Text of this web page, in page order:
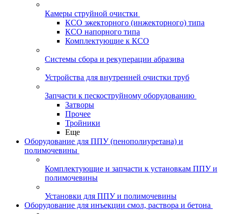
Камеры струйной очистки
КСО эжекторного (инжекторного) типа
КСО напорного типа
Комплектующие к КСО
Системы сбора и рекуперации абразива
Устройства для внутренней очистки труб
Запчасти к пескоструйному оборудованию
Затворы
Прочее
Тройники
Еще
Оборудование для ППУ (пенополиуретана) и
полимочевины
Комплектующие и запчасти к установкам ППУ и
полимочевины
Установки для ППУ и полимочевины
Оборудование для инъекции смол, раствора и бетона